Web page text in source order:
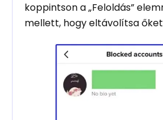
koppintson a „Feloldás”
mellett, hogy eltávolítsa